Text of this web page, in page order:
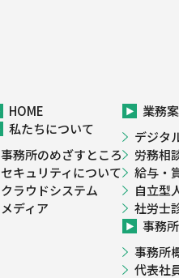
HOME
私たちについて
事務所のめざすところ
セキュリティについて
クラウドシステム
メディア
業務
デジタ
労務相
給与・
自立型
社労士
事務
事務所
代表社